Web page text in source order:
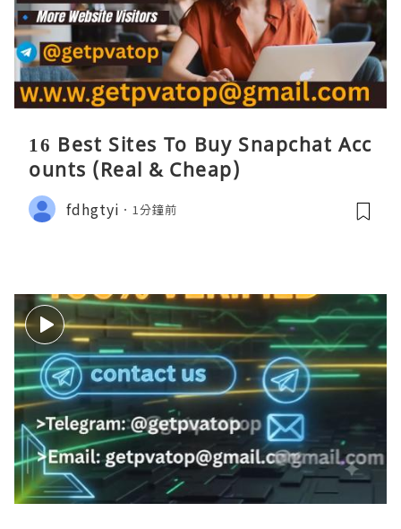
16 Best Sites To Buy Snapchat Acc
ounts (Real & Cheap)
fdhgtyi 1分鐘前